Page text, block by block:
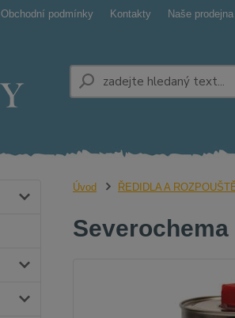
Obchodní podmínky Kontakty Naše prodejna
Úvod ŘEDIDLA A
Severochema